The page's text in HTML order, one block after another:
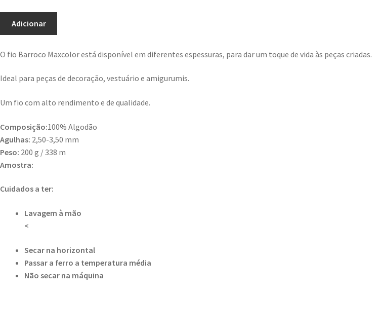
Adicionar
O fio Barroco Maxcolor está disponível em diferentes espessuras, para dar um toque de vida às peças criadas.
Ideal para peças de decoração, vestuário e amigurumis.
Um fio com alto rendimento e de qualidade.
Composição:100% Algodão
Agulhas: 2,50-3,50 mm
Peso: 200 g / 338 m
Amostra:
Cuidados a ter:
Lavagem à mão
<
Secar na horizontal
Passar a ferro a temperatura média
Não secar na máquina